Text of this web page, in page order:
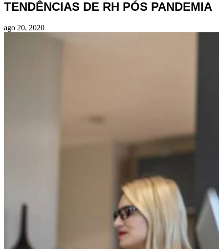
TENDÊNCIAS DE RH PÓS PANDEMIA
ago 20, 2020